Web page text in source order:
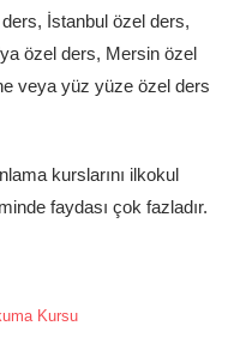
İstanbul özel ders,
özel ders, Mersin özel
veya yüz yüze özel ders
kurslarını ilkokul
faydası çok fazladır.
Kursu